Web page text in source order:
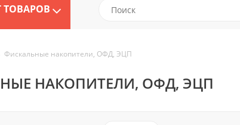
ТОВАРОВ
Фискальные накопители, ОФД, ЭЦП
НАКОПИТЕЛИ, ОФД, ЭЦП